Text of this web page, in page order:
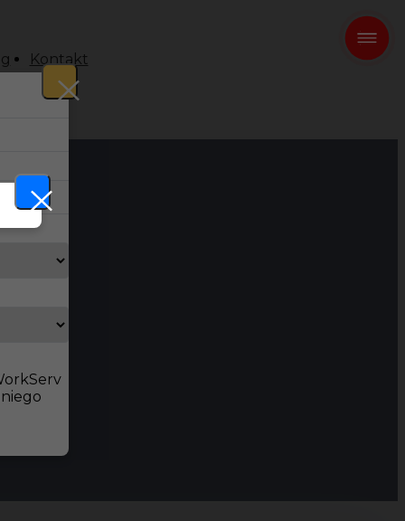
Kontakt